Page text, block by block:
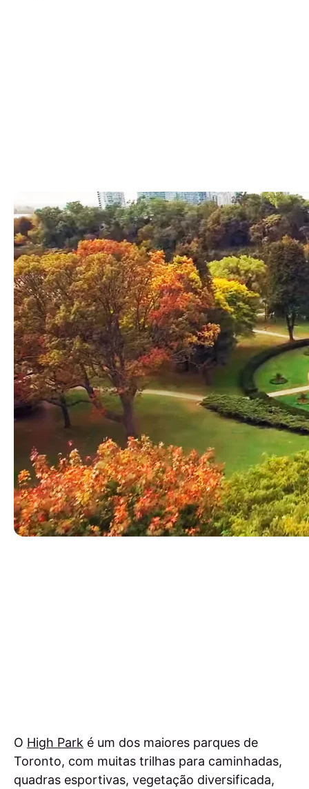
O High Park é um dos maiores parques de
Toronto, com muitas trilhas para caminhadas,
quadras esportivas, vegetação diversificada,